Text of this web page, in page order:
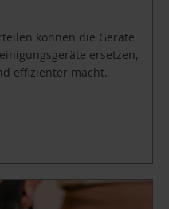
können die Geräte
ersetzen,
effizienter macht.